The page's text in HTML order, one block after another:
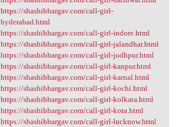
https://shashibhargav.com/call-girl-
hyderabad.html
https://shashibhargav.com/call-girl-indore.html
https://shashibhargav.com/call-girl-jalandhar.html
https://shashibhargav.com/call-girl-jodhpur.html
https://shashibhargav.com/call-girl-kanpur.html
https://shashibhargav.com/call-girl-karnal.html
https://shashibhargav.com/call-girl-kochi.html
https://shashibhargav.com/call-girl-kolkata.html
https://shashibhargav.com/call-girl-kota.html
https://shashibhargav.com/call-girl-lucknow.html